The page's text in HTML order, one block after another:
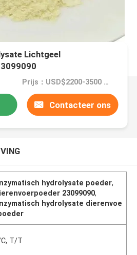
Lichtgeel
Prijs：USD$2200-3500 per ton
Contacteer ons
hydrolysate poeder,
23099090,
hydrolysate dierenvoe
T/T